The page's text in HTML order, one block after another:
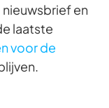
en
laatste
voor de